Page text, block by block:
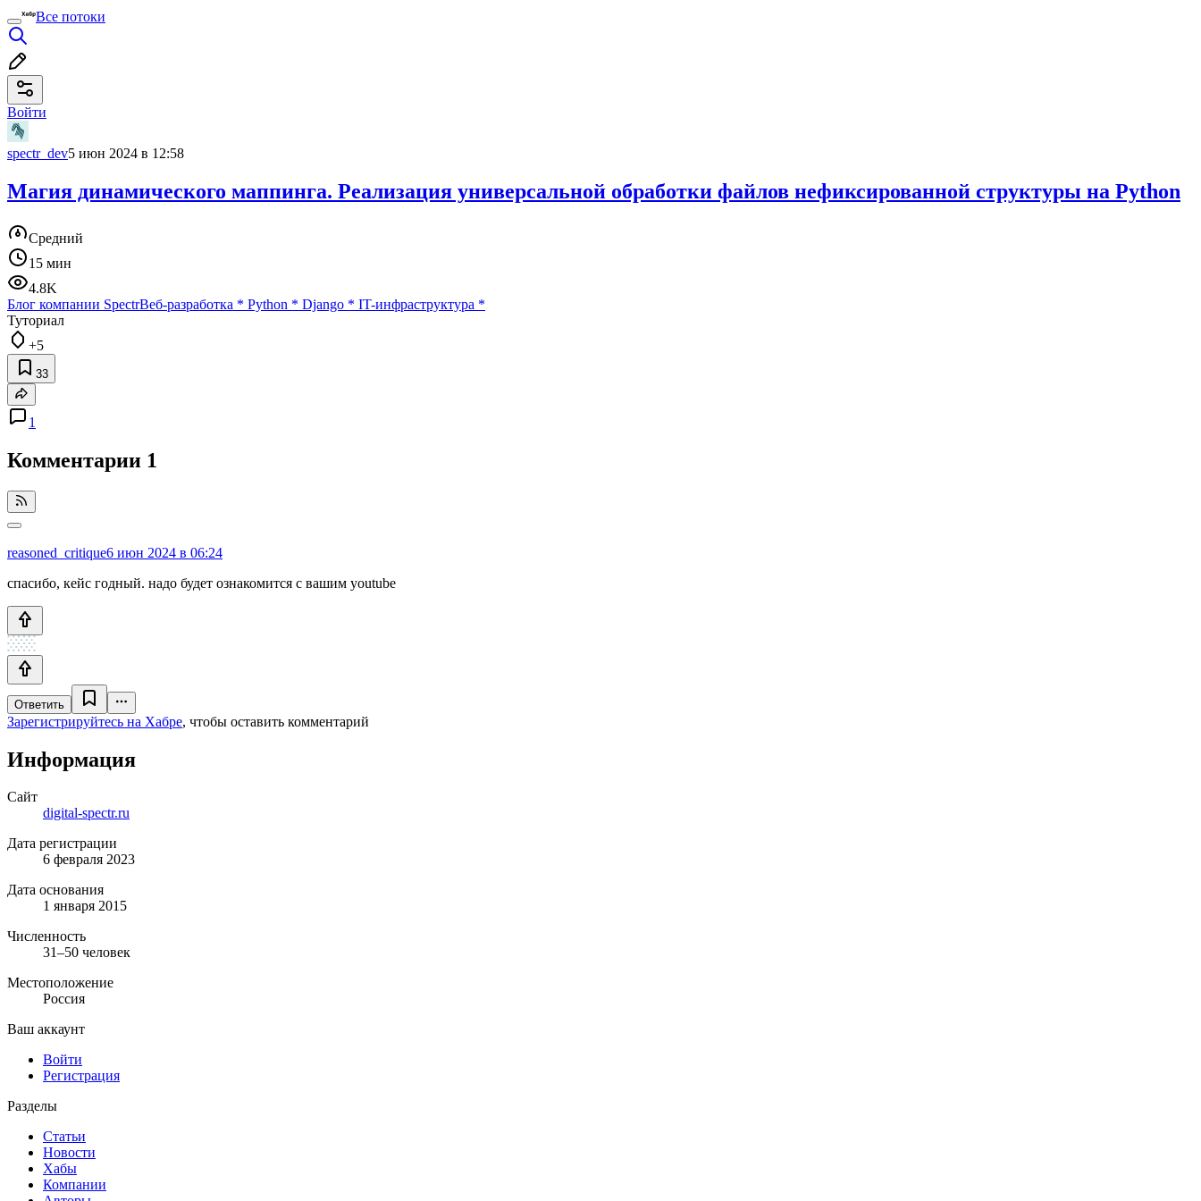
Все потоки
Войти
spectr_dev5 июн 2024 в 12:58
Магия динамического маппинга. Реализация универсальной обработки файлов нефиксированной структуры на Python
Средний
15 мин
4.8K
Блог компании SpectrВеб-разработка * Python * Django * IT-инфраструктура *
Туториал
+5
33
1
Комментарии 1
reasoned_critique6 июн 2024 в 06:24
спасибо, кейс годный. надо будет ознакомится с вашим youtube
Ответить
Зарегистрируйтесь на Хабре, чтобы оставить комментарий
Информация
Сайт
digital-spectr.ru
Дата регистрации
6 февраля 2023
Дата основания
1 января 2015
Численность
31–50 человек
Местоположение
Россия
Ваш аккаунт
Войти
Регистрация
Разделы
Статьи
Новости
Хабы
Компании